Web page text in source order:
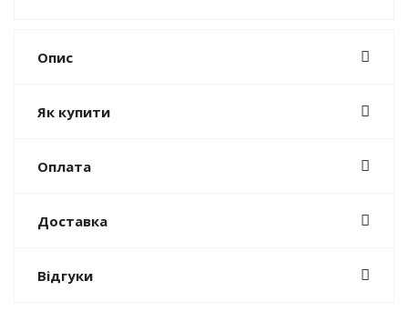
Опис
Як купити
Оплата
Доставка
Відгуки